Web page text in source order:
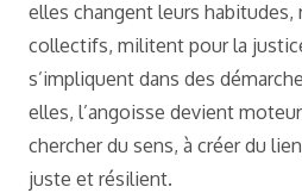
elles changent leurs habitudes,
collectifs, militent pour la
s’impliquent dans des
elles, l’angoisse devient
chercher du sens, à créer du
juste et résilient.